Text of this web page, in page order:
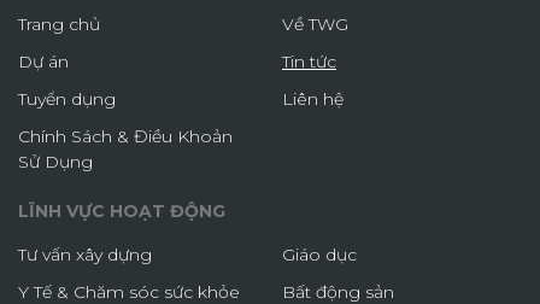
Trang chủ
Về TWG
Dự án
Tin tức
Tuyển dụng
Liên hệ
Chính Sách & Điều Khoản
Sử Dụng
LĨNH VỰC HOẠT ĐỘNG
Tư vấn xây dựng
Giáo dục
Y Tế & Chăm sóc sức khỏe
Bất động sản